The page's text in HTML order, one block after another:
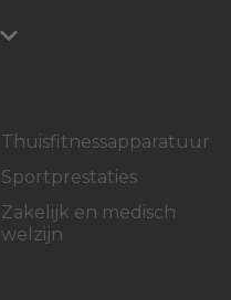
Thuisfitnessapparatuur
Sportprestaties
Zakelijk en medisch
welzijn